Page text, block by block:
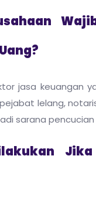
jasa keuangan
lelang,
sarana pencucian